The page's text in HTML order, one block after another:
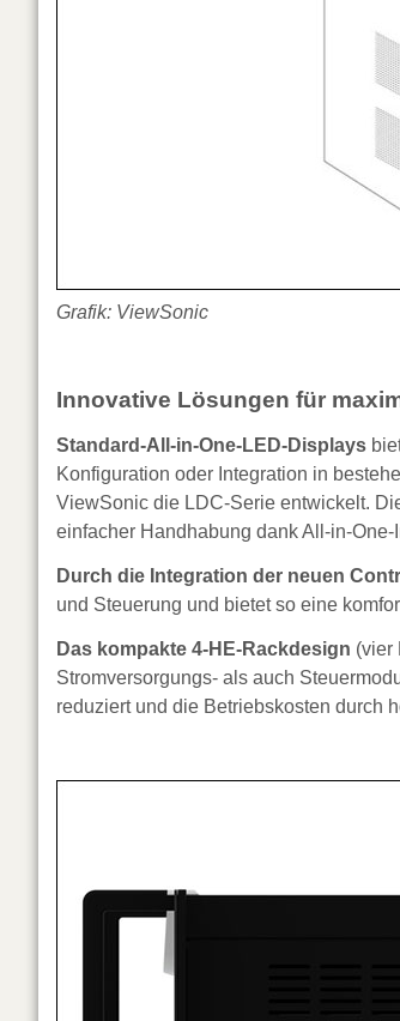
Grafik: ViewSonic
Innovative Lösungen für
Standard-All-in-One-LED-Displays
Konfiguration oder Integration in
ViewSonic die LDC-Serie entwickelt.
einfacher Handhabung dank All-in-One-
Durch die Integration der neuen
und Steuerung und bietet so eine
Das kompakte 4-HE-Rackdesign (vier
Stromversorgungs- als auch
reduziert und die Betriebskosten durch